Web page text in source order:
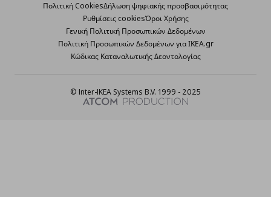
Πολιτική CookiesΔήλωση ψηφιακής προσβασιμότητας
Ρυθμίσεις cookiesΌροι Χρήσης
Γενική Πολιτική Προσωπικών Δεδομένων
Πολιτική Προσωπικών Δεδομένων για ΙΚΕΑ.gr
Κώδικας Καταναλωτικής Δεοντολογίας
© Inter-IKEA Systems B.V. 1999 - 2025